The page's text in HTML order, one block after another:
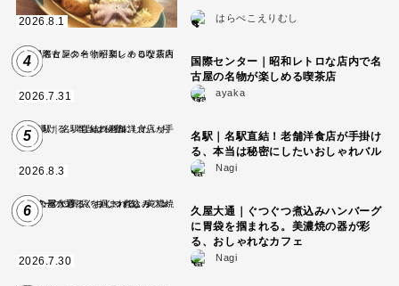
2026.8.1 はらぺこえりむし
4
2026.7.31
国際センター｜昭和レトロな店内で名
古屋の名物が楽しめる喫茶店
ayaka
5
2026.8.3
名駅｜名駅直結！老舗洋食店が手掛け
る、本当は秘密にしたいおしゃれバル
Nagi
6
2026.7.30
久屋大通｜ぐつぐつ煮込みハンバーグ
に胃袋を掴まれる。美濃焼の器が彩
る、おしゃれなカフェ
Nagi